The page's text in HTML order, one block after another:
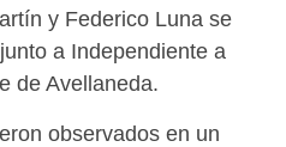
y Federico Luna se
a Independiente a
de Avellaneda.
observados en un